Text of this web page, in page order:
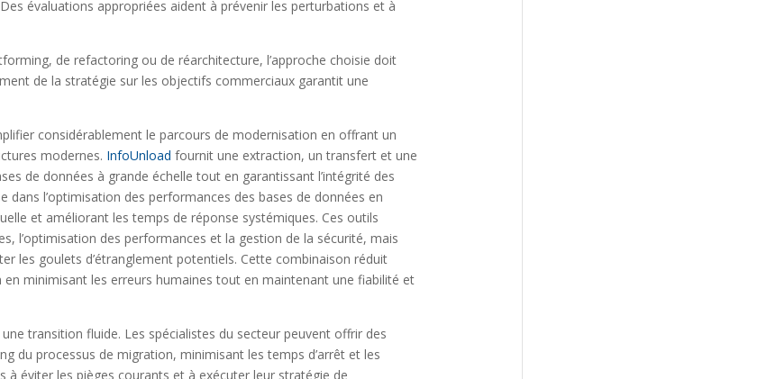
évaluations appropriées aident à prévenir les perturbations et à
de refactoring ou de réarchitecture, l’approche choisie doit
de la stratégie sur les objectifs commerciaux garantit une
considérablement le parcours de modernisation en offrant un
modernes. InfoUnload fournit une extraction, un transfert et une
de données à grande échelle tout en garantissant l’intégrité des
dans l’optimisation des performances des bases de données en
et améliorant les temps de réponse systémiques. Ces outils
l’optimisation des performances et la gestion de la sécurité, mais
les goulets d’étranglement potentiels. Cette combinaison réduit
minimisant les erreurs humaines tout en maintenant une fiabilité et
transition fluide. Les spécialistes du secteur peuvent offrir des
du processus de migration, minimisant les temps d’arrêt et les
éviter les pièges courants et à exécuter leur stratégie de